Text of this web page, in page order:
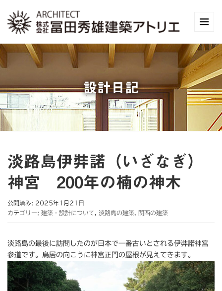
設計日記
淡路島伊弉諾（いざなぎ）
神宮 200年の楠の神木
公開済み: 2025年1月21日
カテゴリー: 建築・設計について 淡路島の建築 関西の建築
淡路島の最後に訪問したのが日本で一番古いとされる伊弉諾神宮
参道です。鳥居の向こうに神宮正門の屋根が見えてきます。